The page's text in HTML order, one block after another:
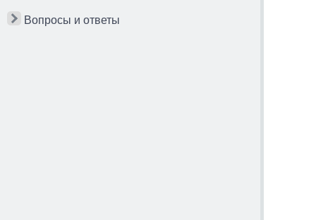
Вопросы и ответы